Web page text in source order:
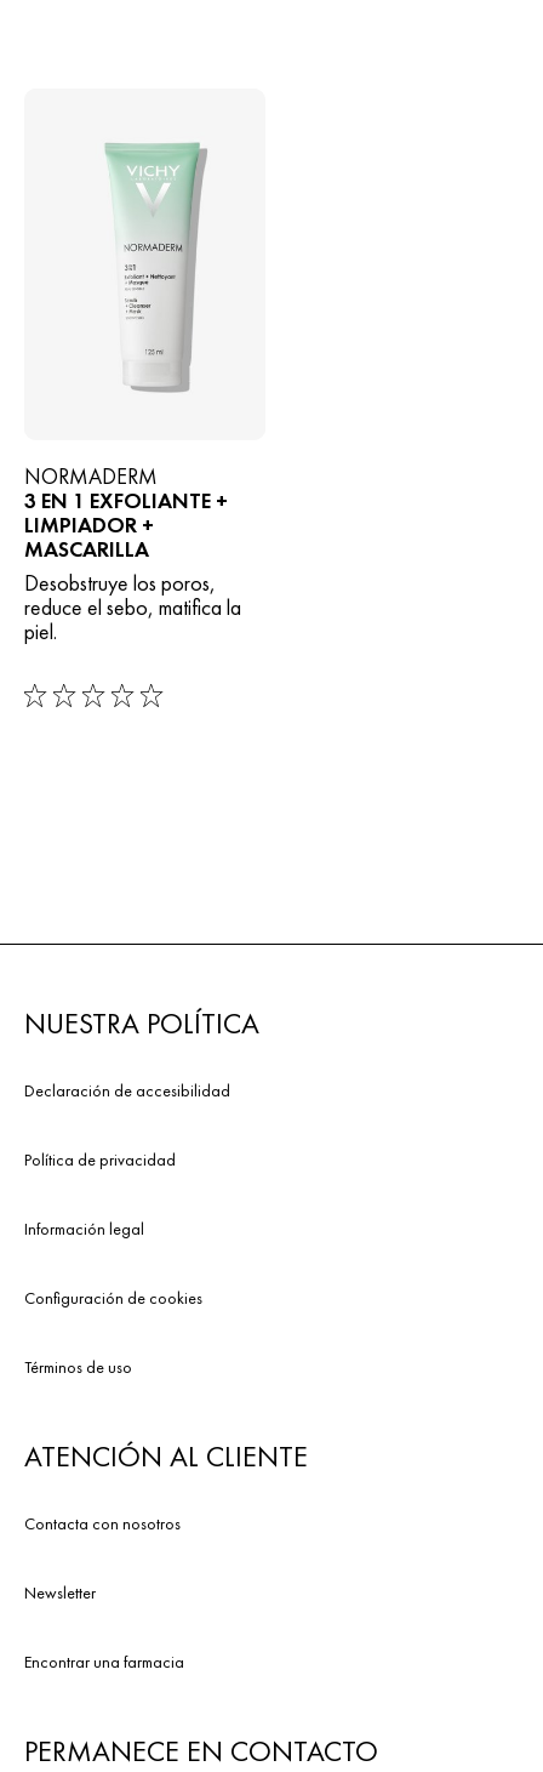
NORMADERM
3 EN 1 EXFOLIANTE +
LIMPIADOR +
MASCARILLA
Desobstruye los poros,
reduce el sebo, matifica la
piel.
0/5
NUESTRA POLÍTICA
Declaración de accesibilidad
Política de privacidad
Información legal
Configuración de cookies
Términos de uso
ATENCIÓN AL CLIENTE
Contacta con nosotros
Newsletter
Encontrar una farmacia
PERMANECE EN CONTACTO